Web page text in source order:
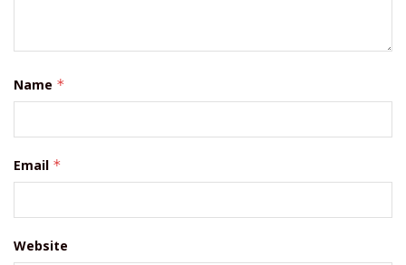
Name *
Email *
Website